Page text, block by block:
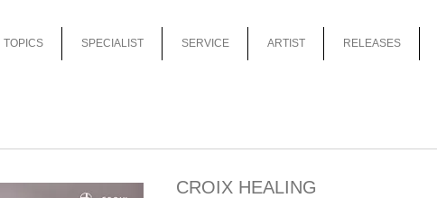
TOPICS SPECIALIST SERVICE ARTIST RELEASES
CROIX HEALING